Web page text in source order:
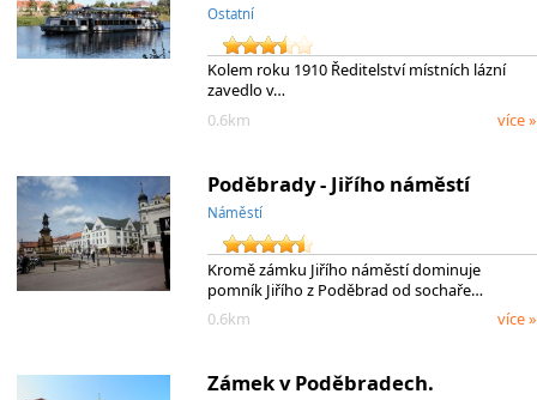
Ostatní
Kolem roku 1910 Ředitelství místních lázní
zavedlo v…
0.6km
více »
Poděbrady - Jiřího náměstí
Náměstí
Kromě zámku Jiřího náměstí dominuje
pomník Jiřího z Poděbrad od sochaře…
0.6km
více »
Zámek v Poděbradech.